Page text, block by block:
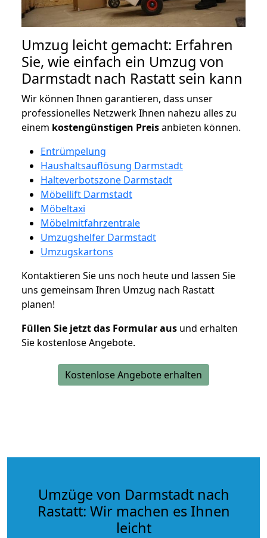
Umzug leicht gemacht: Erfahren
Sie, wie einfach ein Umzug von
Darmstadt nach Rastatt sein kann
Wir können Ihnen garantieren, dass unser
professionelles Netzwerk Ihnen nahezu alles zu
einem kostengünstigen Preisanbieten können.
Entrümpelung
Haushaltsauflösung Darmstadt
Halteverbotszone Darmstadt
Möbellift Darmstadt
Möbeltaxi
Möbelmitfahrzentrale
Umzugshelfer Darmstadt
Umzugskartons
Kontaktieren Sie uns noch heute und lassen Sie
uns gemeinsam Ihren Umzug nach Rastatt
planen!
Füllen Sie jetzt das Formular aus und erhalten
Sie kostenlose Angebote.
Kostenlose Angebote erhalten
Umzüge von Darmstadt nach
Rastatt: Wir machen es Ihnen
leicht